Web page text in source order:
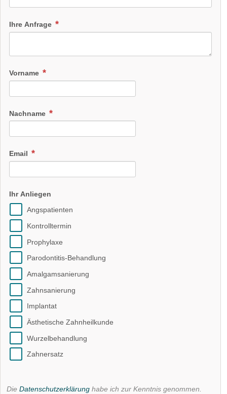
Ihre Anfrage
Vorname
Nachname
Email
Ihr Anliegen
Angspatienten
Kontrolltermin
Prophylaxe
Parodontitis-Behandlung
Amalgamsanierung
Zahnsanierung
Implantat
Ästhetische Zahnheilkunde
Wurzelbehandlung
Zahnersatz
Die Datenschutzerklärung habe ich zur Kenntnis genommen.